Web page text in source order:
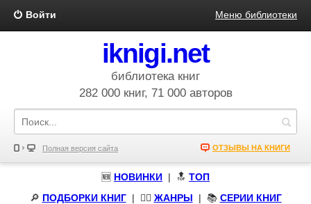
Войти Меню библиотеки
iknigi.net
библиотека книг
282 000 книг, 71 000 авторов
Полная версия сайта ОТЗЫВЫ НА КНИГИ
🆕 НОВИНКИ | 🔝 ТОП
🔎 ПОДБОРКИ КНИГ| 🧝‍♀️ ЖАНРЫ | 📚 СЕРИИ КНИГ